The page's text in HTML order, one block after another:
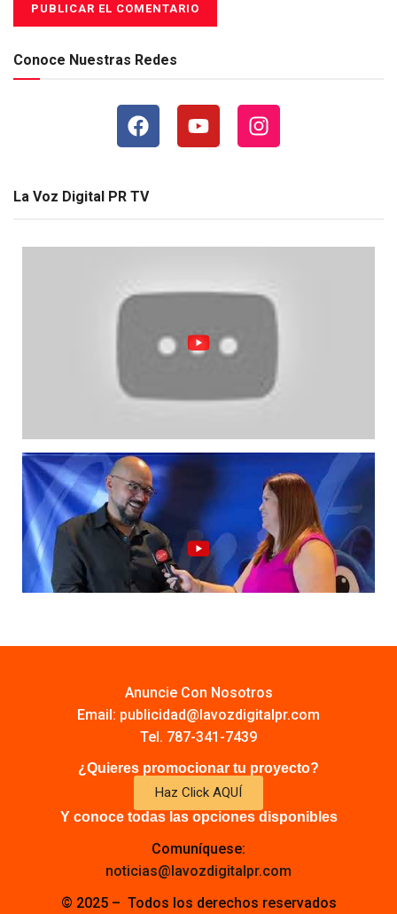
Conoce Nuestras Redes
La Voz Digital PR TV
Anuncie Con Nosotros
Email: publicidad@lavozdigitalpr.com
Tel. 787-341-7439
¿Quieres promocionar tu proyecto?
Haz Click AQUÍ
Y conoce todas las opciones disponibles
Comuníquese:
noticias@lavozdigitalpr.com
© 2025 – Todos los derechos reservados